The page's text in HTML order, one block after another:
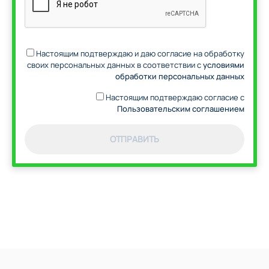
Настоящим подтверждаю и даю согласие на обработку
своих персональных данных в соответствии сусловиями
обработки персональных данных
Настоящим подтверждаю согласие с
Пользовательским соглашением
ОТПРАВИТЬ